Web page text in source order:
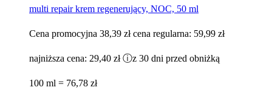
multi repair krem regenerujący, NOC, 50 ml
Cena promocyjna 38,39 zł cena regularna: 59,99 zł
najniższa cena: 29,40 zł ⓘz 30 dni przed obniżką
100 ml = 76,78 zł